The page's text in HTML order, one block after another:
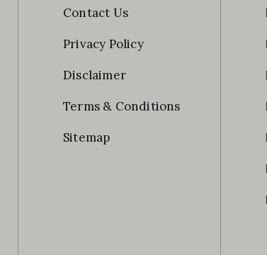
Contact Us
Privacy Policy
Disclaimer
Terms & Conditions
Sitemap